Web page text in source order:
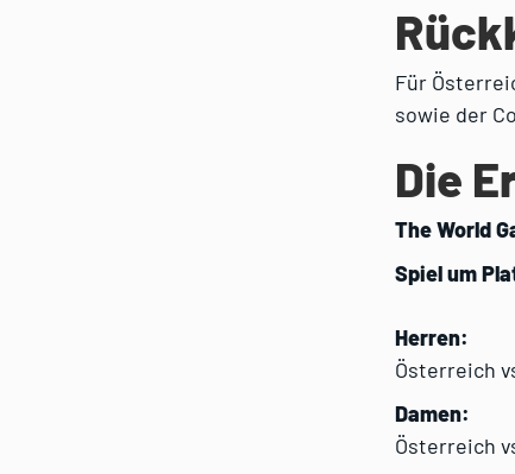
Für
sowie der
Die
The World
Spiel um
Herren:
Österreich
Damen:
Österreich